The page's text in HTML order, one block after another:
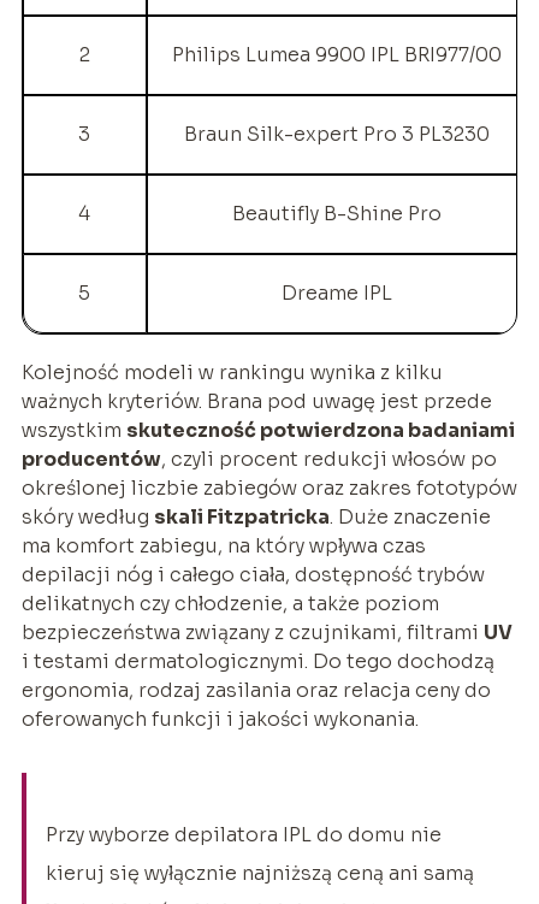
2 Philips Lumea 9900 IPL BRI977/00
3 Braun Silk-expert Pro 3 PL3230
4 Beautifly B-Shine Pro
5 Dreame IPL
Kolejność modeli w rankingu wynika z kilku
ważnych kryteriów. Brana pod uwagę jest przede
wszystkim skuteczność potwierdzona badaniami
producentów, czyli procent redukcji włosów po
określonej liczbie zabiegów oraz zakres fototypów
skóry według skali Fitzpatricka. Duże znaczenie
ma komfort zabiegu, na który wpływa czas
depilacji nóg i całego ciała, dostępność trybów
delikatnych czy chłodzenie, a także poziom
bezpieczeństwa związany z czujnikami, filtrami UV
i testami dermatologicznymi. Do tego dochodzą
ergonomia, rodzaj zasilania oraz relacja ceny do
oferowanych funkcji i jakości wykonania.
Przy wyborze depilatora IPL do domu nie
kieruj się wyłącznie najniższą ceną ani samą